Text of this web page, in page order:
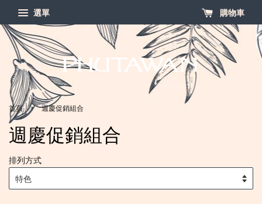
選單 購物車
首頁 › 週慶促銷組合
週慶促銷組合
排列方式